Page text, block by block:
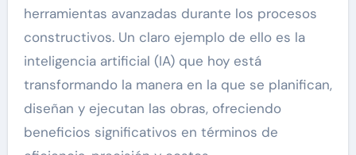
herramientas avanzadas durante los procesos
constructivos. Un claro ejemplo de ello es la
inteligencia artificial (IA) que hoy está
transformando la manera en la que se planifican,
diseñan y ejecutan las obras, ofreciendo
beneficios significativos en términos de